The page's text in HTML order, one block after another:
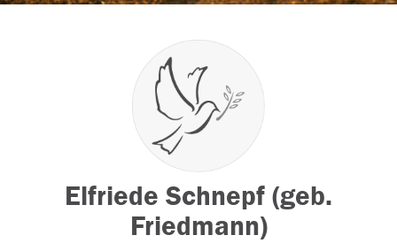
Elfriede Schnepf (geb.
Friedmann)